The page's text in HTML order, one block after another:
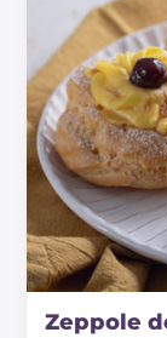
Zeppole